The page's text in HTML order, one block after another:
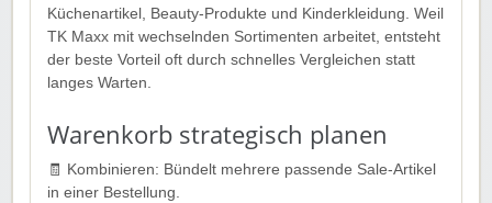
Küchenartikel, Beauty-Produkte und Kinderkleidung. Weil
TK Maxx mit wechselnden Sortimenten arbeitet, entsteht
der beste Vorteil oft durch schnelles Vergleichen statt
langes Warten.
Warenkorb strategisch planen
🧾 Kombinieren: Bündelt mehrere passende Sale-Artikel
in einer Bestellung.